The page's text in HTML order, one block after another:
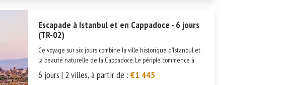
Escapade à Istanbul et en Cappadoce - 6 jours
(TR-02)
Ce voyage sur six jours combine la ville historique d’Istanbul et
la beauté naturelle de la Cappadoce. Le périple commence à
Istanbul, au carrefour entre l’Europe et l’Asie, où vous visiterez
les incontournables tels que le palais Topkapi, Sainte-Sophie ...
6 jours | 2 villes, à partir de :€1 445